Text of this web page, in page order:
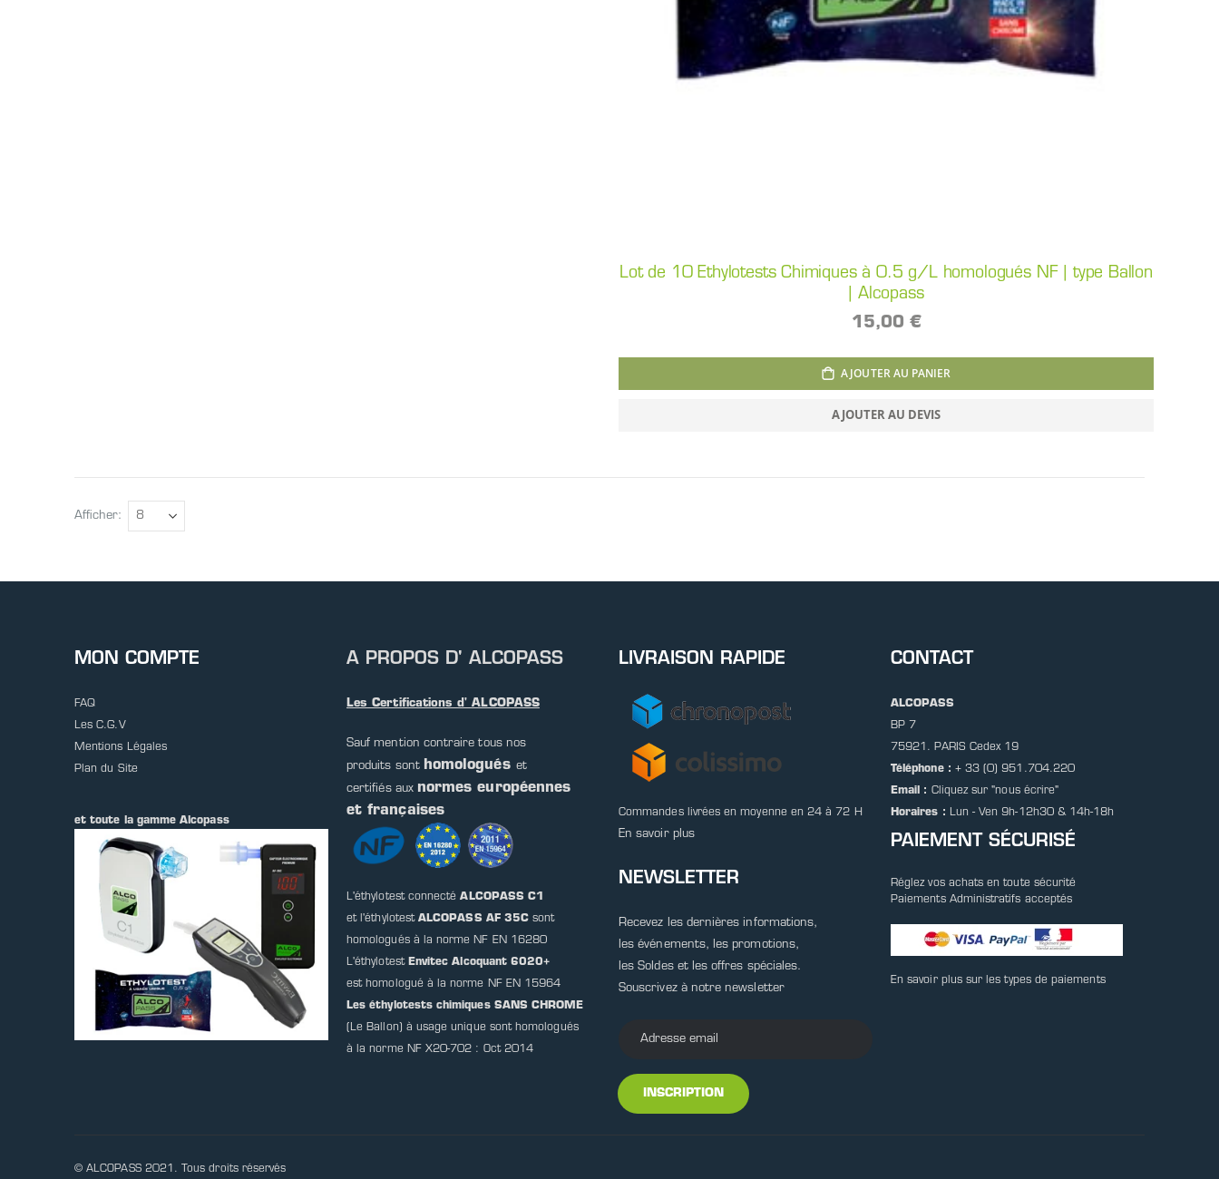
Lot de 10 Ethylotests Chimiques à 0.5 g/L homologués NF | type Ballon
| Alcopass
15,00 €
AJOUTER AU PANIER
AJOUTER AU DEVIS
Afficher
MON COMPTE
FAQ
Les C.G.V
Mentions Légales
Plan du Site
et toute la gamme Alcopass
A PROPOS D' ALCOPASS
Les Certifications d' ALCOPASS
Sauf mention contraire tous nos
produits sont homologués et
certifiés aux normes européennes
et françaises
L'éthylotest connectéALCOPASS C1
et l'éthylotestALCOPASS AF 35C sont
homologués à la norme NF EN 16280
L'éthylotest Envitec Alcoquant 6020+
est homologué à la norme NF EN 15964
Les éthylotests chimiques SANS CHROME
(Le Ballon) à usage unique sont homologués
à la norme NF X20-702 : Oct 2014
LIVRAISON RAPIDE
Commandes livrées en moyenne en 24 à 72 H
En savoir plus
NEWSLETTER
Recevez les dernières informations,
les événements, les promotions,
les Soldes et les offres spéciales.
Souscrivez à notre newsletter
INSCRIPTION
CONTACT
ALCOPASS
BP 7
75921. PARIS Cedex 19
Téléphone : + 33 (0) 951.704.220
Email : Cliquez sur"nous écrire"
Horaires : Lun - Ven 9h-12h30 & 14h-18h
PAIEMENT SÉCURISÉ
Réglez vos achats en toute sécurité
Paiements Administratifs acceptés
En savoir plus sur les types de paiements
© ALCOPASS 2021. Tous droits réservés